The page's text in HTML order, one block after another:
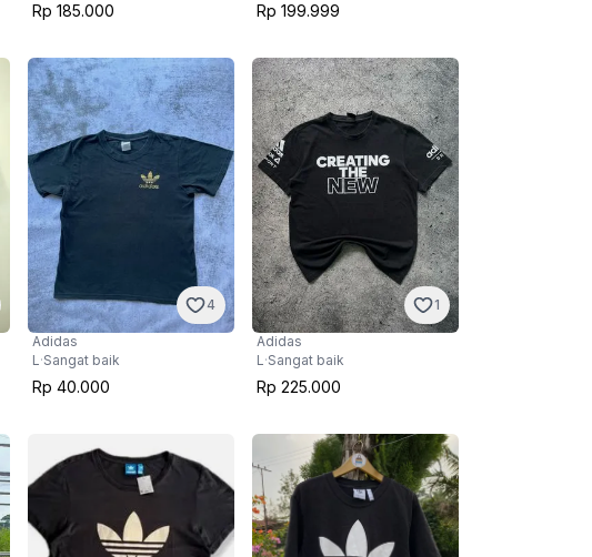
Rp 185.000 Rp 199.999
4
Adidas
L·Sangat baik
Rp 40.000
1
Adidas
L·Sangat baik
Rp 225.000